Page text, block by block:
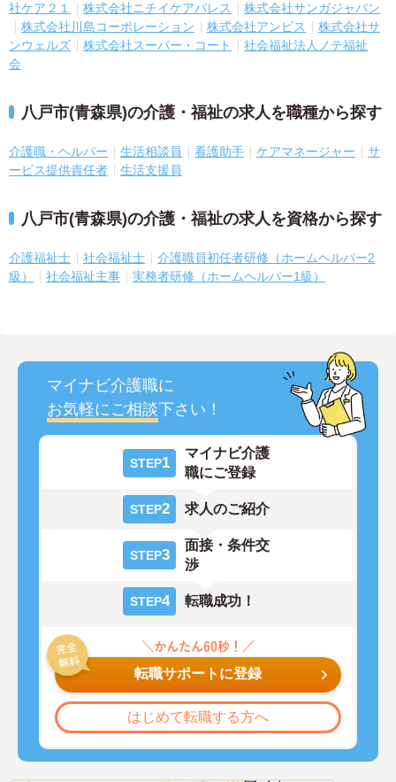
社ケア２１
株式会社ニチイケアパレス
株式会社サンガジャパン
株式会社川島コーポレーション
株式会社アンビス
株式会社サ
ンウェルズ
株式会社スーパー・コート
社会福祉法人ノテ福祉
会
八戸市(青森県)の介護・福祉の求人を職種から探す
介護職・ヘルパー 生活相談員 看護助手 ケアマネージャー
サ
ービス提供責任者
生活支援員
八戸市(青森県)の介護・福祉の求人を資格から探す
介護福祉士 社会福祉士
介護職員初任者研修（ホームヘルパー2
級）
社会福祉主事 実務者研修（ホームヘルパー1級）
マイナビ介護職に
お気軽にご相談下さい！
STEP1
マイナビ介護
職にご登録
STEP2 求人のご紹介
STEP3
面接・条件交
渉
STEP4 転職成功！
転職サポートに登録
はじめて転職する方へ